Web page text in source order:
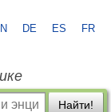
DE ES FR
Найти!